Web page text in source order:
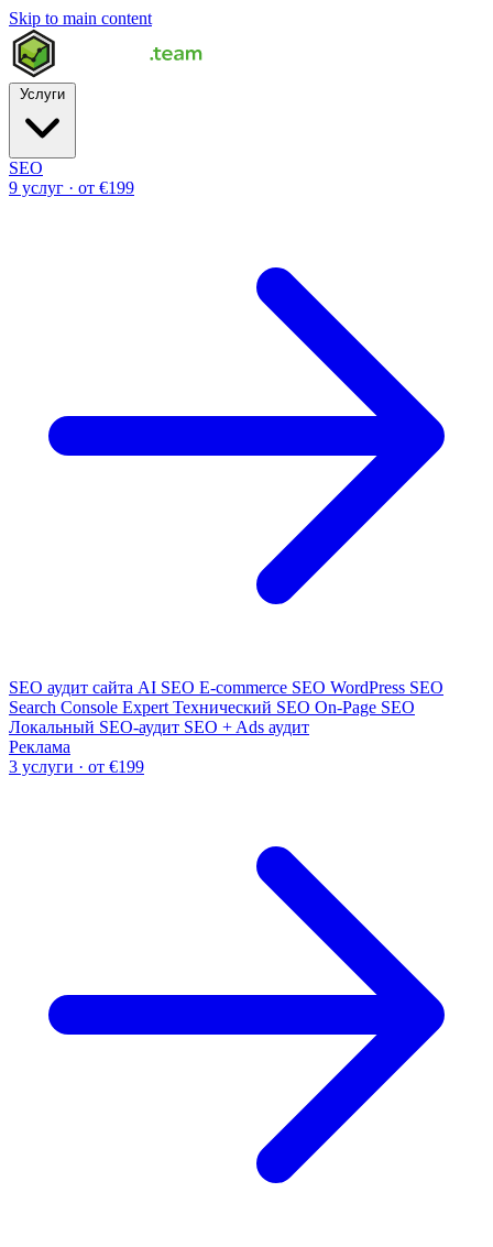
Skip to main content
SEO
9 услуг · от €199
SEO аудит сайта AI SEO E-commerce SEO WordPress SEO
Search Console Expert Технический SEO On-Page SEO
Локальный SEO-аудит SEO + Ads аудит
Реклама
3 услуги · от €199